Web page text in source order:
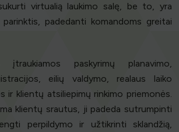
virtualią laukimo salę, be to, yra
padedanti komandoms greitai
paskyrimų planavimo,
eilių valdymo, realaus laiko
ir klientų atsiliepimų rinkimo priemonės.
klientų srautus, ji padeda sutrumpinti
perpildymo ir užtikrinti sklandžią,